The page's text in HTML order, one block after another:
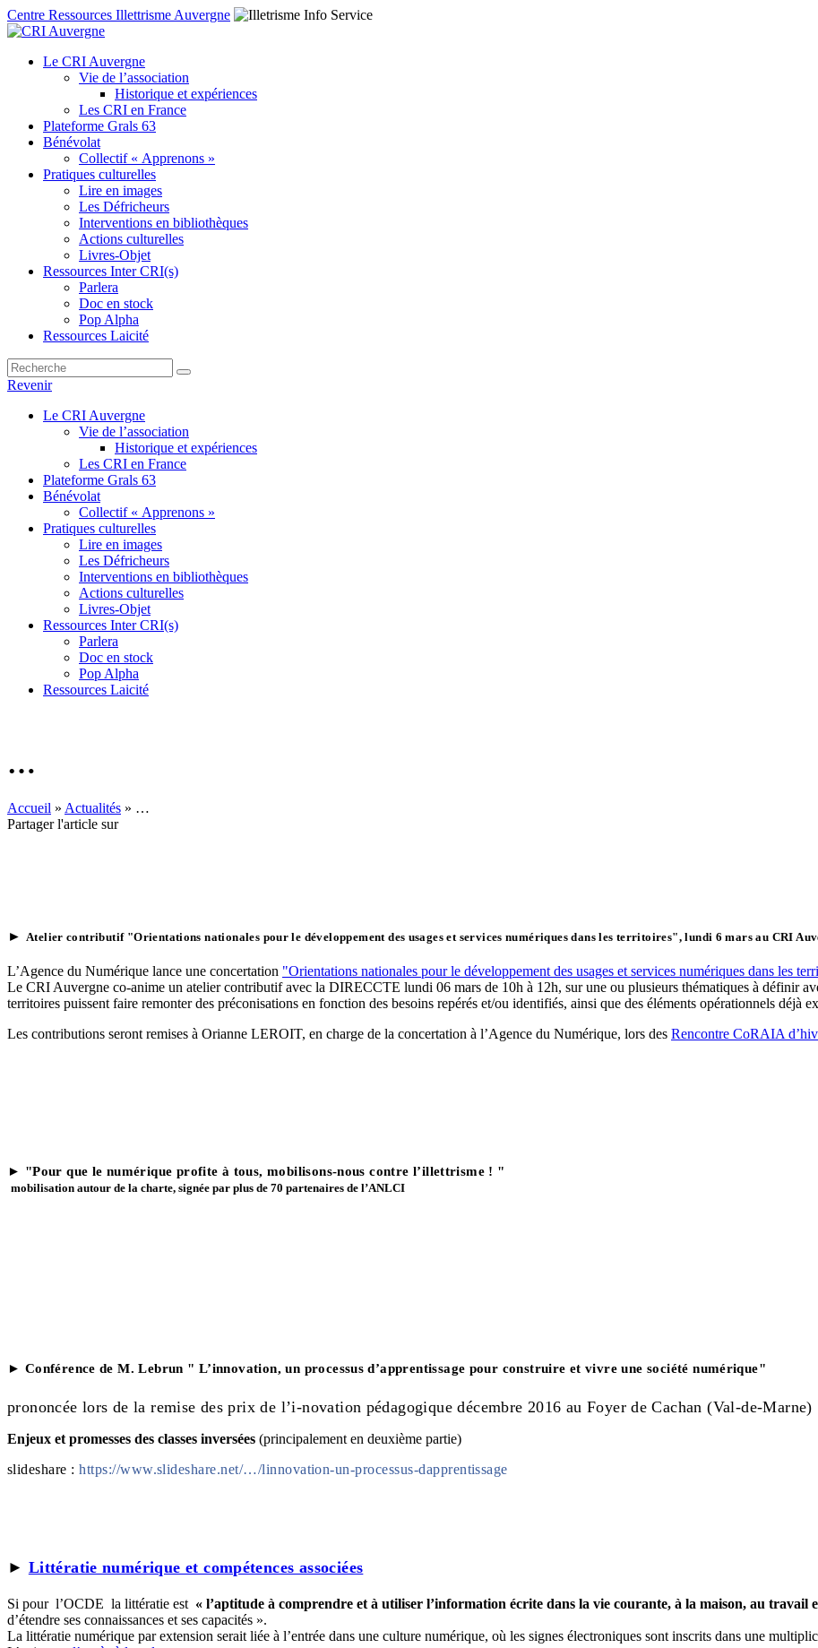
Centre Ressources Illettrisme Auvergne
Le CRI Auvergne
Vie de l’association
Historique et expériences
Les CRI en France
Plateforme Grals 63
Bénévolat
Collectif « Apprenons »
Pratiques culturelles
Lire en images
Les Défricheurs
Interventions en bibliothèques
Actions culturelles
Livres-Objet
Ressources Inter CRI(s)
Parlera
Doc en stock
Pop Alpha
Ressources Laicité
Revenir
Le CRI Auvergne
Vie de l’association
Historique et expériences
Les CRI en France
Plateforme Grals 63
Bénévolat
Collectif « Apprenons »
Pratiques culturelles
Lire en images
Les Défricheurs
Interventions en bibliothèques
Actions culturelles
Livres-Objet
Ressources Inter CRI(s)
Parlera
Doc en stock
Pop Alpha
Ressources Laicité
…
Accueil » Actualités » …
Partager l'article sur
► Atelier contributif "Orientations nationales pour le développement des usages et services numériques dans les territoires",lundi 6 mars au CRI
L’Agence du Numérique lance une concertation "Orientations nationales pour le développement des usages et services numériques dans les
Le CRI Auvergne co-anime un atelier contributif avec la DIRECCTE lundi 06 mars de 10h à 12h, sur une ou plusieurs thématiques à définir
territoires puissent faire remonter des préconisations en fonction des besoins repérés et/ou identifiés, ainsi que des éléments opérationnels déjà
Les contributions seront remises à Orianne LEROIT, en charge de la concertation à l’Agence du Numérique, lors des Rencontre CoRAIA
► "Pour que le numérique profite à tous, mobilisons-nous contre l’illettrisme ! "
mobilisation autour de la charte, signée par plus de 70 partenaires de l’ANLCI
► Conférence de M. Lebrun " L’innovation, un processus d’apprentissage pour construire et vivre une société numérique"
prononcée lors de la remise des prix de l’i-novation pédagogique décembre 2016 au Foyer de Cachan (Val-de-Marne)
Enjeux et promesses des classes inversées (principalement en deuxième partie)
slideshare :https://www.slideshare.net/…/linnovation-un-processus-dapprentissage
► Littératie numérique et compétences associées
Si pour l’OCDE la littératie est « l’aptitude à comprendre et à utiliser l’information écrite dans la vie courante, à la maison, au travail
d’étendre ses connaissances et ses capacités ».
La littératie numérique par extension serait liée à l’entrée dans une culture numérique, où les signes électroniques sont inscrits dans une